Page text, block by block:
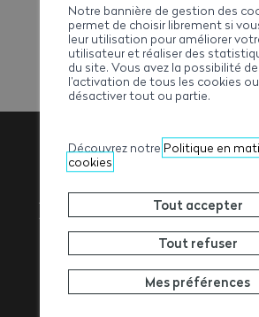
+41244721444
Association
Valaisanne des
Entrepreneurs
Notre bannière de gestion des
permet de choisir librement si
leur utilisation pour améliorer
utilisateur et réaliser des
du site. Vous avez la possibilité
l’activation de tous les cookies ou
désactiver tout ou partie.
Découvrez notre Politique en
cookies
Tout accepter
Tout refuser
Mes préférences